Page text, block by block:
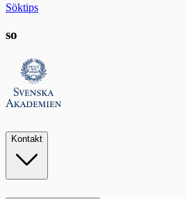
Söktips
so
Kontakt